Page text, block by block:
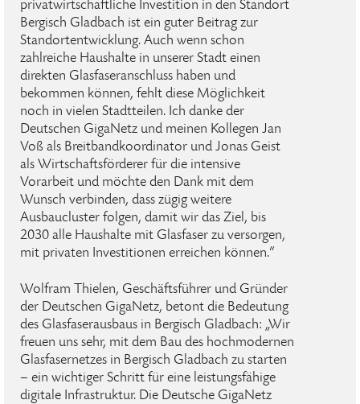
privatwirtschaftliche Investition in den Standort
Bergisch Gladbach ist ein guter Beitrag zur
Standortentwicklung. Auch wenn schon
zahlreiche Haushalte in unserer Stadt einen
direkten Glasfaseranschluss haben und
bekommen können, fehlt diese Möglichkeit
noch in vielen Stadtteilen. Ich danke der
Deutschen GigaNetz und meinen Kollegen Jan
Voß als Breitbandkoordinator und Jonas Geist
als Wirtschaftsförderer für die intensive
Vorarbeit und möchte den Dank mit dem
Wunsch verbinden, dass zügig weitere
Ausbaucluster folgen, damit wir das Ziel, bis
2030 alle Haushalte mit Glasfaser zu versorgen,
mit privaten Investitionen erreichen können.“
Wolfram Thielen, Geschäftsführer und Gründer
der Deutschen GigaNetz, betont die Bedeutung
des Glasfaserausbaus in Bergisch Gladbach: „Wir
freuen uns sehr, mit dem Bau des hochmodernen
Glasfasernetzes in Bergisch Gladbach zu starten
– ein wichtiger Schritt für eine leistungsfähige
digitale Infrastruktur. Die Deutsche GigaNetz